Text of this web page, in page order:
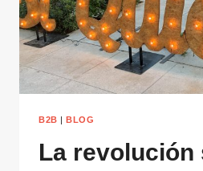
B2B |BLOG
La revolución